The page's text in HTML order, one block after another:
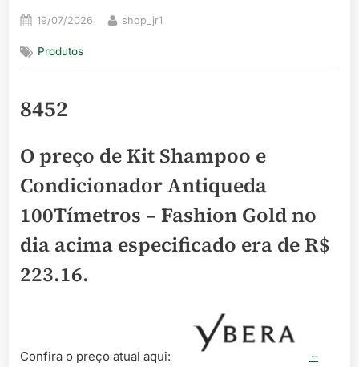
Posted
19/07/2026 By
shop_jr1
Produtos
8452
O preço de Kit Shampoo e
Condicionador Antiqueda
100Tímetros – Fashion Gold no
dia acima especificado era deR$
223.16.
Confira o preço atual aqui:
–